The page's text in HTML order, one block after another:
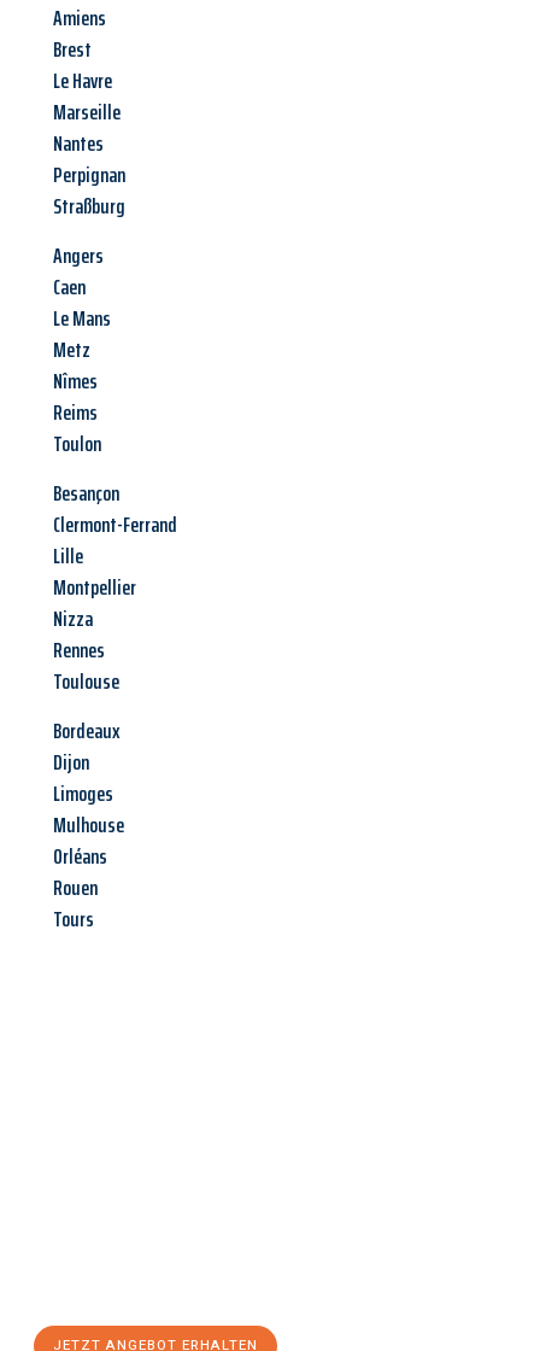
Amiens
Brest
Le Havre
Marseille
Nantes
Perpignan
Straßburg
Angers
Caen
Le Mans
Metz
Nîmes
Reims
Toulon
Besançon
Clermont-Ferrand
Lille
Montpellier
Nizza
Rennes
Toulouse
Bordeaux
Dijon
Limoges
Mulhouse
Orléans
Rouen
Tours
JETZT ANGEBOT ERHALTEN